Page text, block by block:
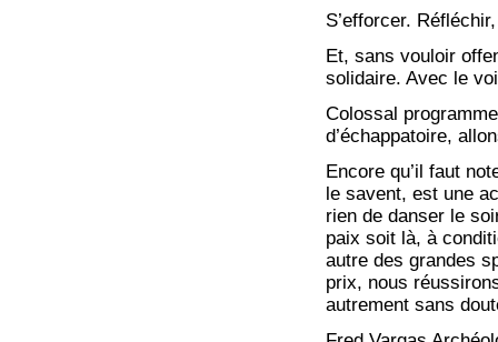
S’efforcer.
Et, sans vouloir
solidaire. Avec le
Colossal
d’échappatoire,
Encore qu’il faut
le savent, est une
rien de danser le
paix soit là, à
autre des grandes
prix, nous
autrement sans